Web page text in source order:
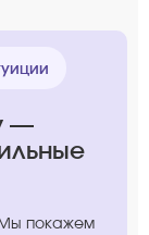
—
покажем